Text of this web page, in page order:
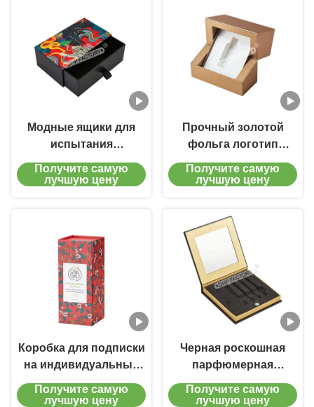
Модные ящики для
испытания
парфюмерии для
роскошных подарков
Получите самую
лучшую цену
Прочный золотой
фольга логотип
Парфюм упаковочная
коробка Роскошный
Получите самую
лучшую цену
Коробка для подписки
на индивидуальные
ароматы с красочным
дизайном для
Получите самую
лучшую цену
Черная роскошная
парфюмерная
коробка упаковка
печать золотой
Получите самую
лучшую цену